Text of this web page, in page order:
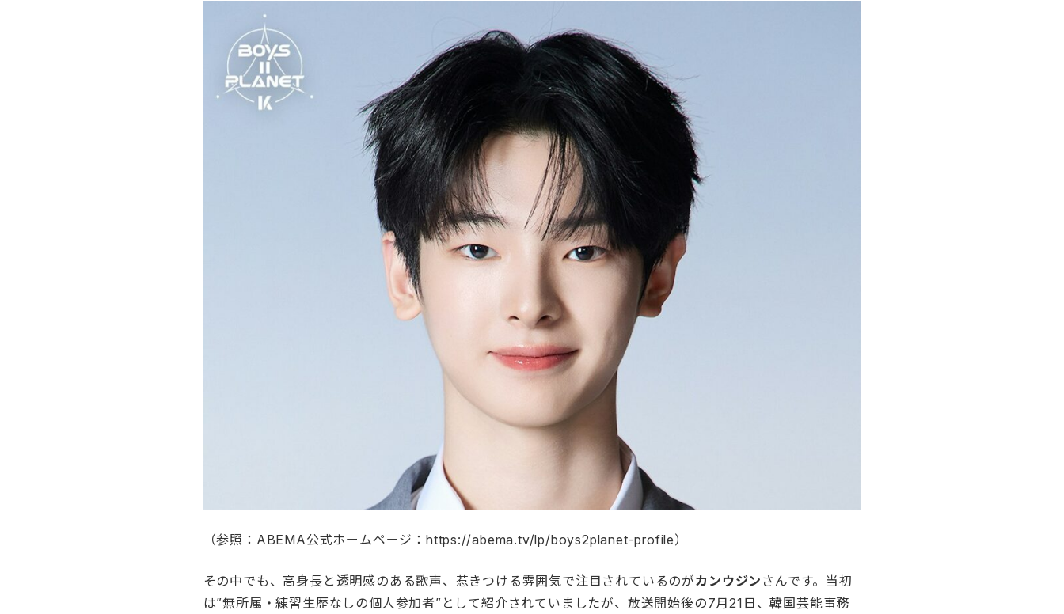
（参照：ABEMA公式ホームページ：https://abema.tv/lp/boys2planet-profile）
その中でも、高身長と透明感のある歌声、惹きつける雰囲気で注目されているのがカンウジン さんです。当初
は”無所属・練習生歴なしの個人参加者”として紹介されていましたが、放送開始後の7月21日、韓国芸能事務